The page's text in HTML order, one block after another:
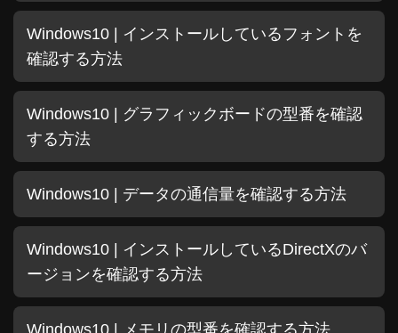
Windows10 | インストールしているフォントを
確認する方法
Windows10 | グラフィックボードの型番を確認
する方法
Windows10 | データの通信量を確認する方法
Windows10 | インストールしているDirectXのバ
ージョンを確認する方法
Windows10 | メモリの型番を確認する方法